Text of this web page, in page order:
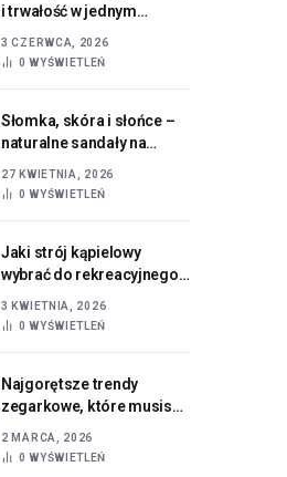
i trwałość w jednym
3 CZERWCA, 2026
0WYŚWIETLEŃ
Słomka, skóra i słońce –
naturalne sandały na
27 KWIETNIA, 2026
0WYŚWIETLEŃ
Jaki strój kąpielowy
wybrać do rekreacyjnego
wygodnie i bez
3 KWIETNIA, 2026
0WYŚWIETLEŃ
Najgorętsze trendy
zegarkowe, które musisz
2 MARCA, 2026
0WYŚWIETLEŃ